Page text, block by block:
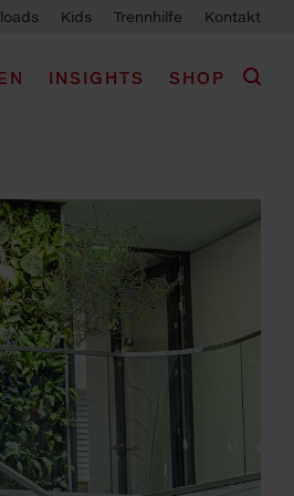
Kids Trennhilfe Kontakt
INSIGHTS SHOP